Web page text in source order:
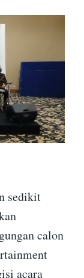
sedikit
calon
acara